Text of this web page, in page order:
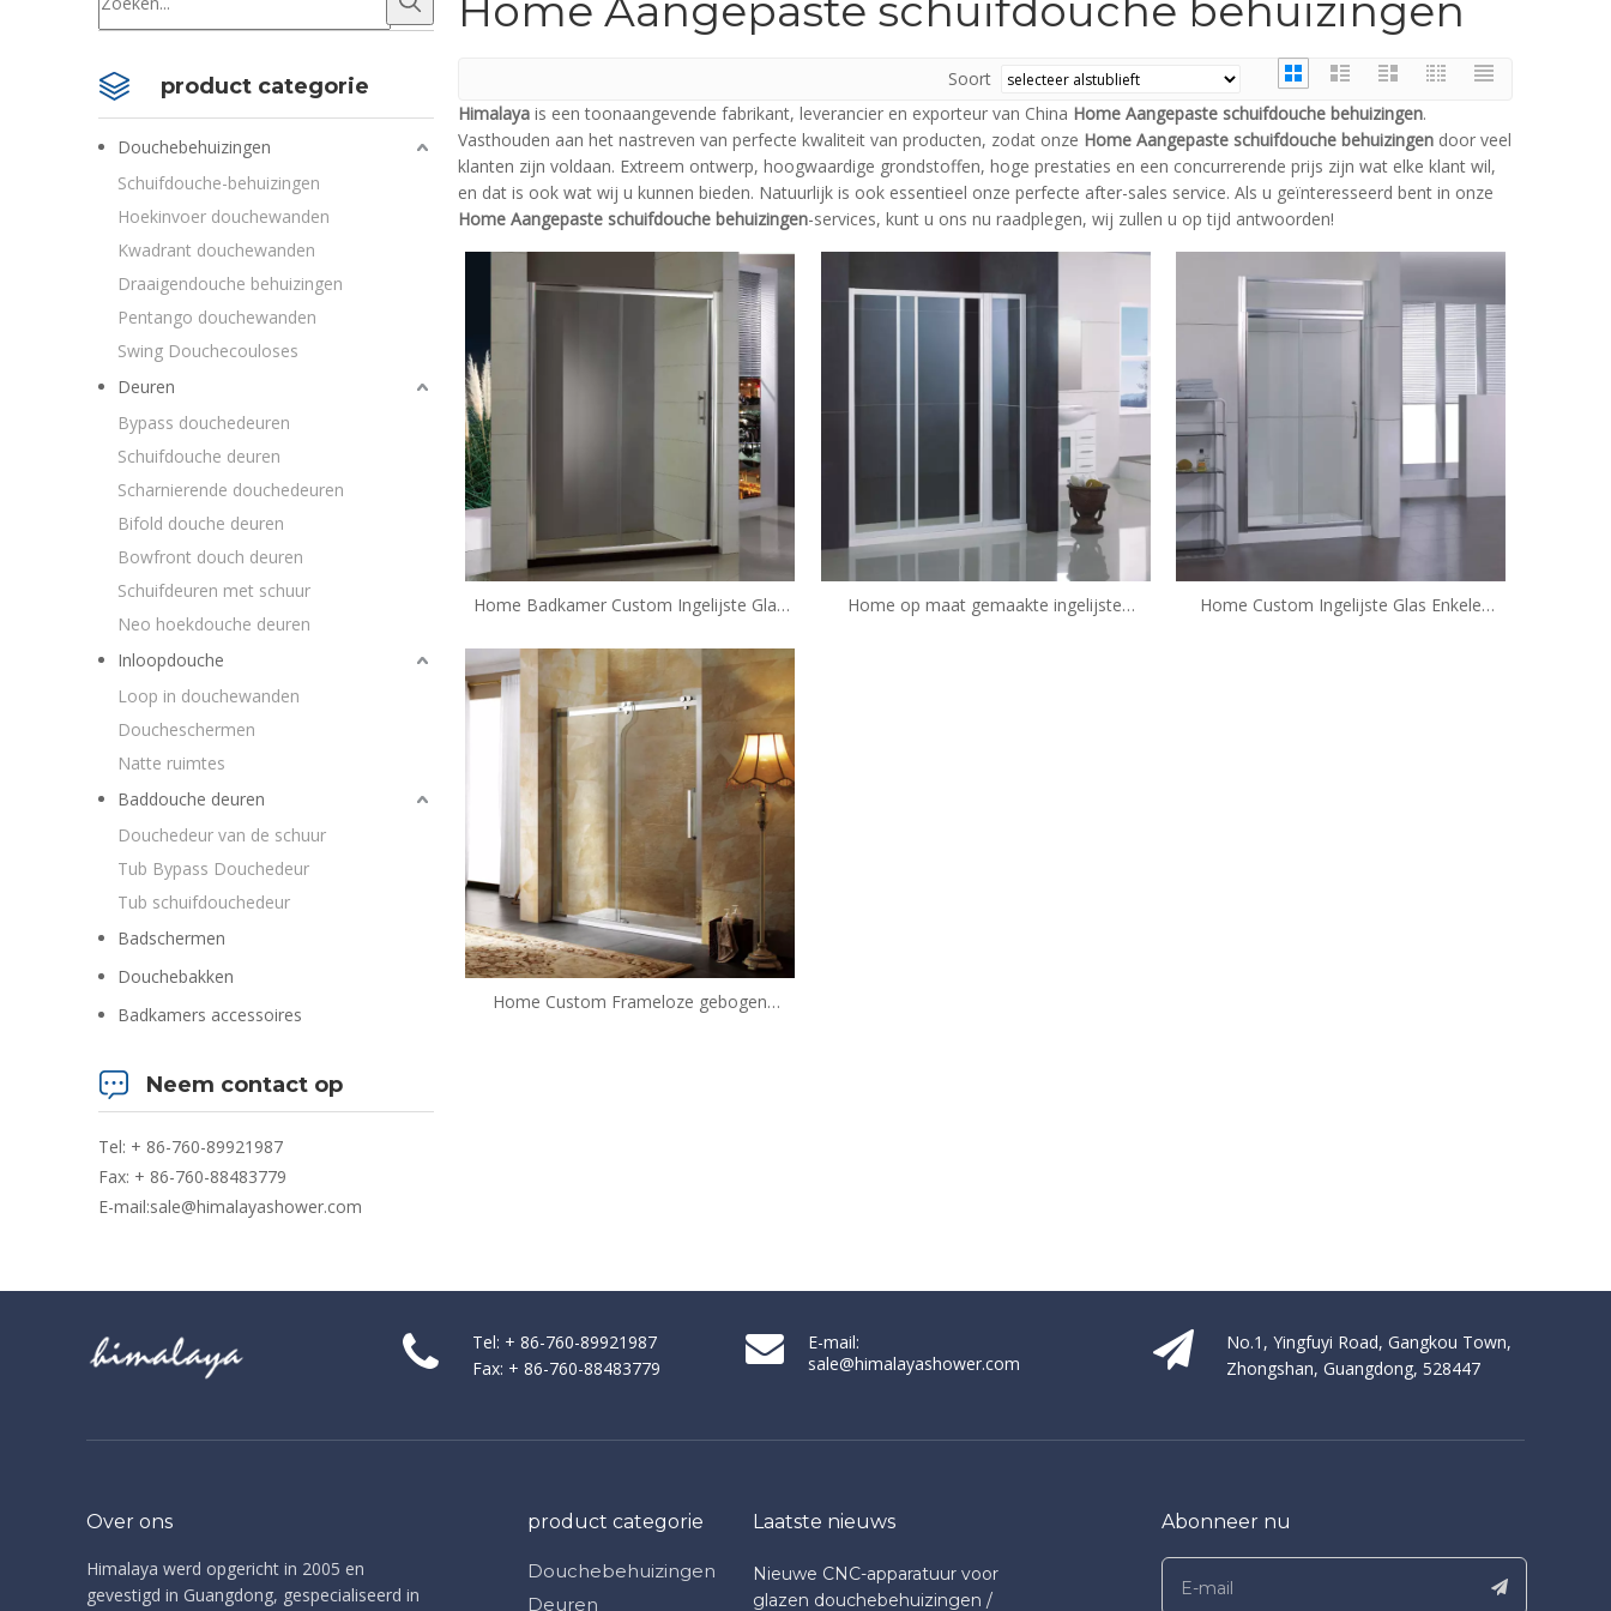
product categorie
Douchebehuizingen
Schuifdouche-behuizingen
Hoekinvoer douchewanden
Kwadrant douchewanden
Draaigendouche behuizingen
Pentango douchewanden
Swing Douchecouloses
Deuren
Bypass douchedeuren
Schuifdouche deuren
Scharnierende douchedeuren
Bifold douche deuren
Bowfront douch deuren
Schuifdeuren met schuur
Neo hoekdouche deuren
Inloopdouche
Loop in douchewanden
Doucheschermen
Natte ruimtes
Baddouche deuren
Douchedeur van de schuur
Tub Bypass Douchedeur
Tub schuifdouchedeur
Badschermen
Douchebakken
Badkamers accessoires
Neem contact op
Tel: + 86-760-89921987
Fax: + 86-760-88483779
E-mail:sale@himalayashower.com
Home Aangepaste schuifdouche behuizingen
Soort
Himalaya is een toonaangevende fabrikant, leverancier en exporteur van China Home Aangepaste schuifdouche behuizingen.
Vasthouden aan het nastreven van perfecte kwaliteit van producten, zodat onze Home Aangepaste schuifdouche behuizingen door veel
klanten zijn voldaan. Extreem ontwerp, hoogwaardige grondstoffen, hoge prestaties en een concurrerende prijs zijn wat elke klant wil,
en dat is ook wat wij u kunnen bieden. Natuurlijk is ook essentieel onze perfecte after-sales service. Als u geïnteresseerd bent in onze
Home Aangepaste schuifdouche behuizingen-services, kunt u ons nu raadplegen, wij zullen u op tijd antwoorden!
Home Badkamer Custom Ingelijste Glas
Home op maat gemaakte ingelijste
Home Custom Ingelijste Glas Enkele
Home Custom Frameloze gebogen
Tel: + 86-760-89921987
Fax: + 86-760-88483779
E-mail:
sale@himalayashower.com
No.1, Yingfuyi Road, Gangkou Town,
Zhongshan, Guangdong, 528447
Over ons
Himalaya werd opgericht in 2005 en
gevestigd in Guangdong, gespecialiseerd in
product categorie
Douchebehuizingen
Deuren
Laatste nieuws
Nieuwe CNC-apparatuur voor
glazen douchebehuizingen /
Abonneer nu